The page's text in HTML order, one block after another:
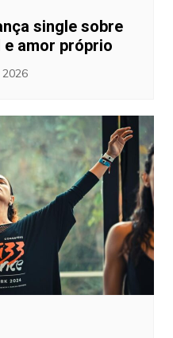
single sobre
amor próprio